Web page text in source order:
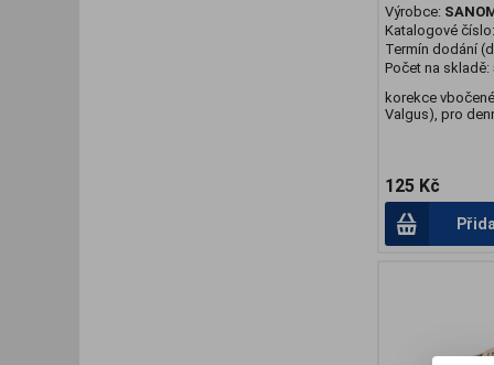
Výrobce:
Katalogové číslo:
Termín dodání
Počet na skladě:
korekce
Valgus), pro
125 Kč